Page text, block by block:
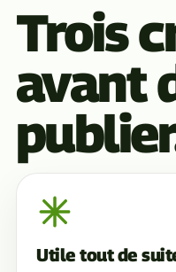
Trois
avant
Utile tout de